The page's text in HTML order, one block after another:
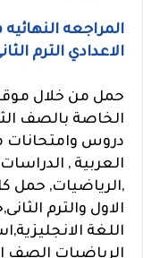
المراجعه
الاعدادي الترم الثاني 2020 كتاب فايف
حمل من خلال
الخاصة بالصف
دروس وامتحانات
العربية ,
,الرياضيات, حمل كل
الاول والترم
اللغة
الرياضيات الصف